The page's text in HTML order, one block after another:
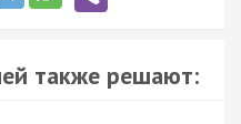
также решают: